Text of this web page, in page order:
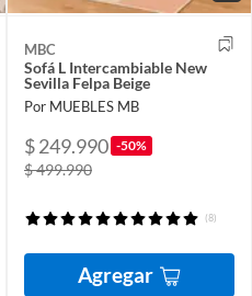
MBC
Sofá L Intercambiable New
Sevilla Felpa Beige
Por MUEBLES MB
$ 249.990 -50%
$ 499.990
(8)
Agregar